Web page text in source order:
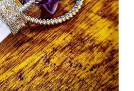
Valutato
5.00su 5
DETTAGLI